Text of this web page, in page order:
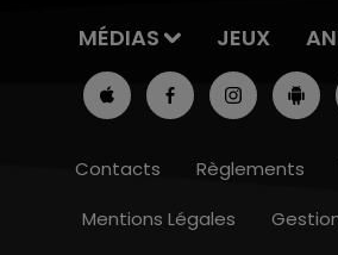
MÉDIAS
JEUX
Contacts Règlements
Mentions Légales